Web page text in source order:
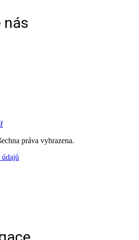
nás
práva vyhrazena.
údajů